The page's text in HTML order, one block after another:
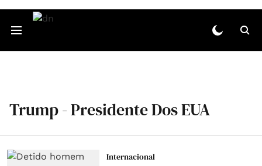
Trump - Presidente Dos EUA
Internacional